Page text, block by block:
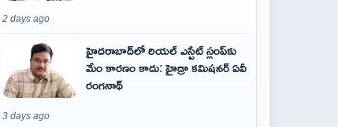
2 days ago
హైదరాబాద్‌లో రియల్ ఎస్టేట్ స్లంప్‌కు
మేం కారణం కాదు: హైడ్రా కమిషనర్ ఏవీ
రంగనాథ్
3 days ago